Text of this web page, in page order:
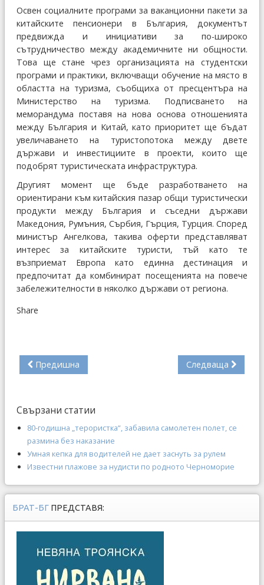
Освен социалните програми за ваканционни пакети за
китайските пенсионери в България, документът
предвижда и инициативи за по-широко
сътрудничество между академичните ни общности.
Това ще стане чрез организацията на студентски
програми и практики, включващи обучение на място в
областта на туризма, съобщиха от пресцентъра на
Министерство на туризмa. Подписването на
меморандума поставя на нова основа отношенията
между България и Китай, като приоритет ще бъдат
увеличаването на туристопотока между двете
държави и инвестициите в проекти, които ще
подобрят туристическата инфраструктура.
Другият момент ще бъде разработването на
ориентирани към китайския пазар общи туристически
продукти между България и съседни държави
Македония, Румъния, Сърбия, Гърция, Турция. Според
министър Ангелкова, такива оферти представляват
интерес за китайските туристи, тъй като те
възприемат Европа като единна дестинация и
предпочитат да комбинират посещенията на повече
забележителности в няколко държави от региона.
Share
Предишна Следваща
Свързани статии
80-годишна „терористка“, забавила самолетен полет, се
размина без наказание
Умная кепка для водителей не дает заснуть за рулем
Известни плажове за нудисти по родното Черноморие
БРАТ-БГ ПРЕДСТАВЯ: